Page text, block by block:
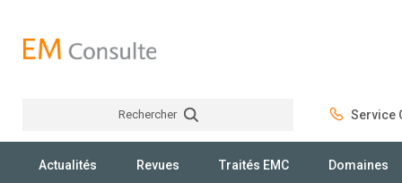
Rechercher Service
Actualités Revues Traités EMC Domaines